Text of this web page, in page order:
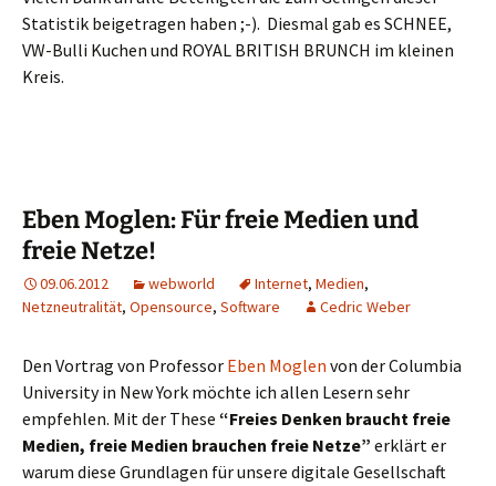
Statistik beigetragen haben ;-). Diesmal gab es SCHNEE,
VW-Bulli Kuchen und ROYAL BRITISH BRUNCH im kleinen
Kreis.
Eben Moglen: Für freie Medien und
freie Netze!
09.06.2012 webworld Internet, Medien,
Netzneutralität, Opensource, Software Cedric Weber
Den Vortrag von Professor Eben Moglen von der Columbia
University in New York möchte ich allen Lesern sehr
empfehlen. Mit der These “Freies Denken braucht freie
Medien, freie Medien brauchen freie Netze” erklärt er
warum diese Grundlagen für unsere digitale Gesellschaft